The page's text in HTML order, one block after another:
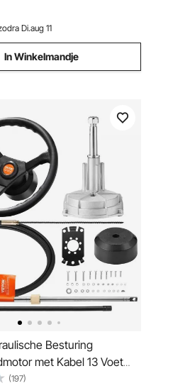
etc.
Di.aug 11
In Winkelmandje
Besturing
met Kabel 13 Voet
Hydraulische
(197)